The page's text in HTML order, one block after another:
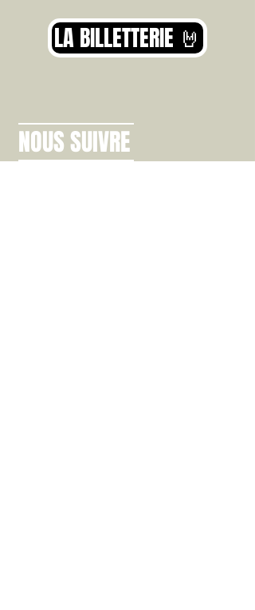
LA BILLETTERIE 🤘
NOUS SUIVRE